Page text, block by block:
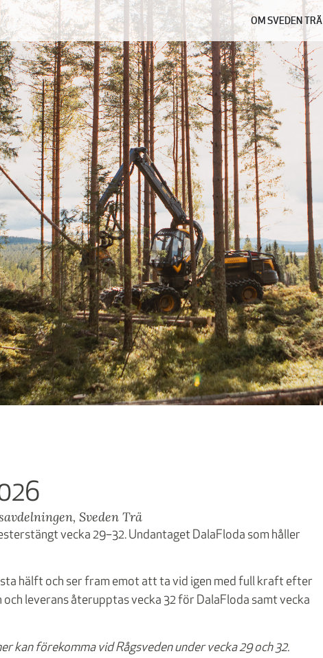
OM SVEDEN TRÄ
, Sveden Trä
vecka 29–32. Undantaget DalaFloda som håller
hälft och ser fram emot att ta vid igen med full kraft efter
leverans återupptas vecka 32 för DalaFloda samt vecka
kan förekomma vid Rågsveden under vecka 29 och 32.